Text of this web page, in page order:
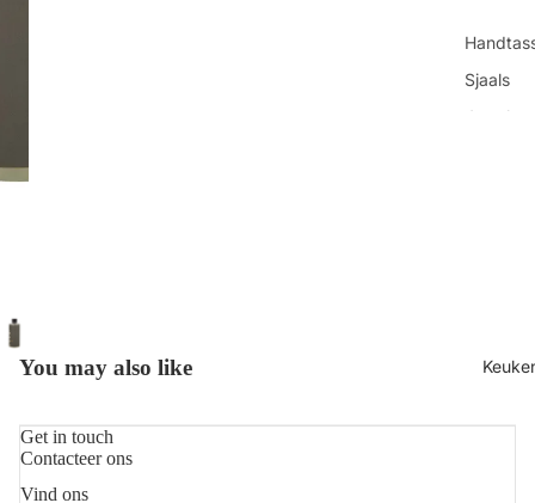
Sjaals
Juwelen
You may also like
Get in touch
Contacteer ons
Vind ons